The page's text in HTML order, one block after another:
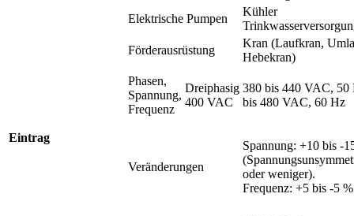
Elektrische Pumpen
Kühler
Förderausrüstung
Kran (Laufkran,
Hebekran)
Eintrag
Phasen,
Spannung,
Frequenz
Dreiphasig
400 VAC
380 bis 440 VAC, 50
bis 480 VAC, 60 Hz
Veränderungen
Spannung: +10 bis -
oder weniger).
Frequenz: +5 bis -5